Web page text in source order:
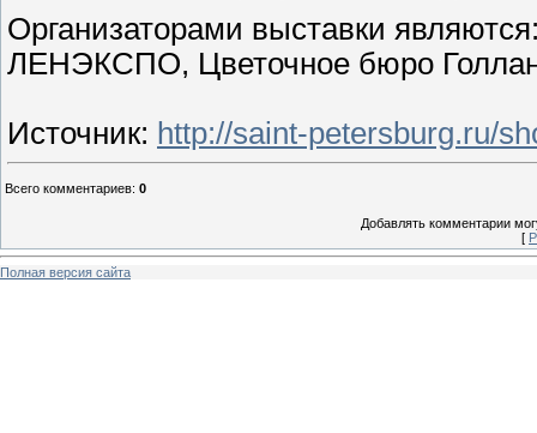
Организаторами выставки
ЛЕНЭКСПО, Цветочное бюро
Источник: http://saint-petersburg.ru/
Всего комментариев: 0
Добавлять комментарии
[
Полная версия сайта